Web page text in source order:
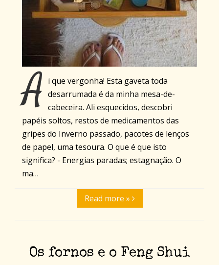
A i que vergonha! Esta gaveta toda
desarrumada é da minha mesa-de-
cabeceira. Ali esquecidos, descobri
papéis soltos, restos de medicamentos das
gripes do Inverno passado, pacotes de lenços
de papel, uma tesoura. O que é que isto
significa? - Energias paradas; estagnação. O
ma…
Read more »
Os fornos e o Feng Shui